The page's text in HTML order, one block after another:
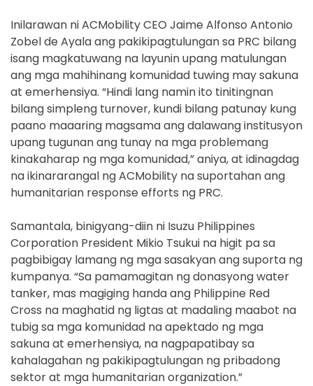
Inilarawan ni ACMobility CEO Jaime Alfonso Antonio
Zobel de Ayala ang pakikipagtulungan sa PRC bilang
isang magkatuwang na layunin upang matulungan
ang mga mahihinang komunidad tuwing may sakuna
at emerhensiya. “Hindi lang namin ito tinitingnan
bilang simpleng turnover, kundi bilang patunay kung
paano maaaring magsama ang dalawang institusyon
upang tugunan ang tunay na mga problemang
kinakaharap ng mga komunidad,” aniya, at idinagdag
na ikinararangal ng ACMobility na suportahan ang
humanitarian response efforts ng PRC.
Samantala, binigyang-diin ni Isuzu Philippines
Corporation President Mikio Tsukui na higit pa sa
pagbibigay lamang ng mga sasakyan ang suporta ng
kumpanya. “Sa pamamagitan ng donasyong water
tanker, mas magiging handa ang Philippine Red
Cross na maghatid ng ligtas at madaling maabot na
tubig sa mga komunidad na apektado ng mga
sakuna at emerhensiya, na nagpapatibay sa
kahalagahan ng pakikipagtulungan ng pribadong
sektor at mga humanitarian organization.”